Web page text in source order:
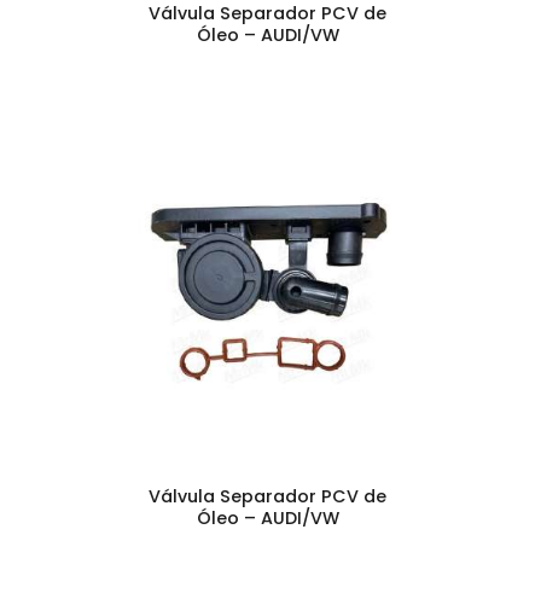
Válvula Separador PCV de
Óleo – AUDI/VW
Válvula Separador PCV de
Óleo – AUDI/VW